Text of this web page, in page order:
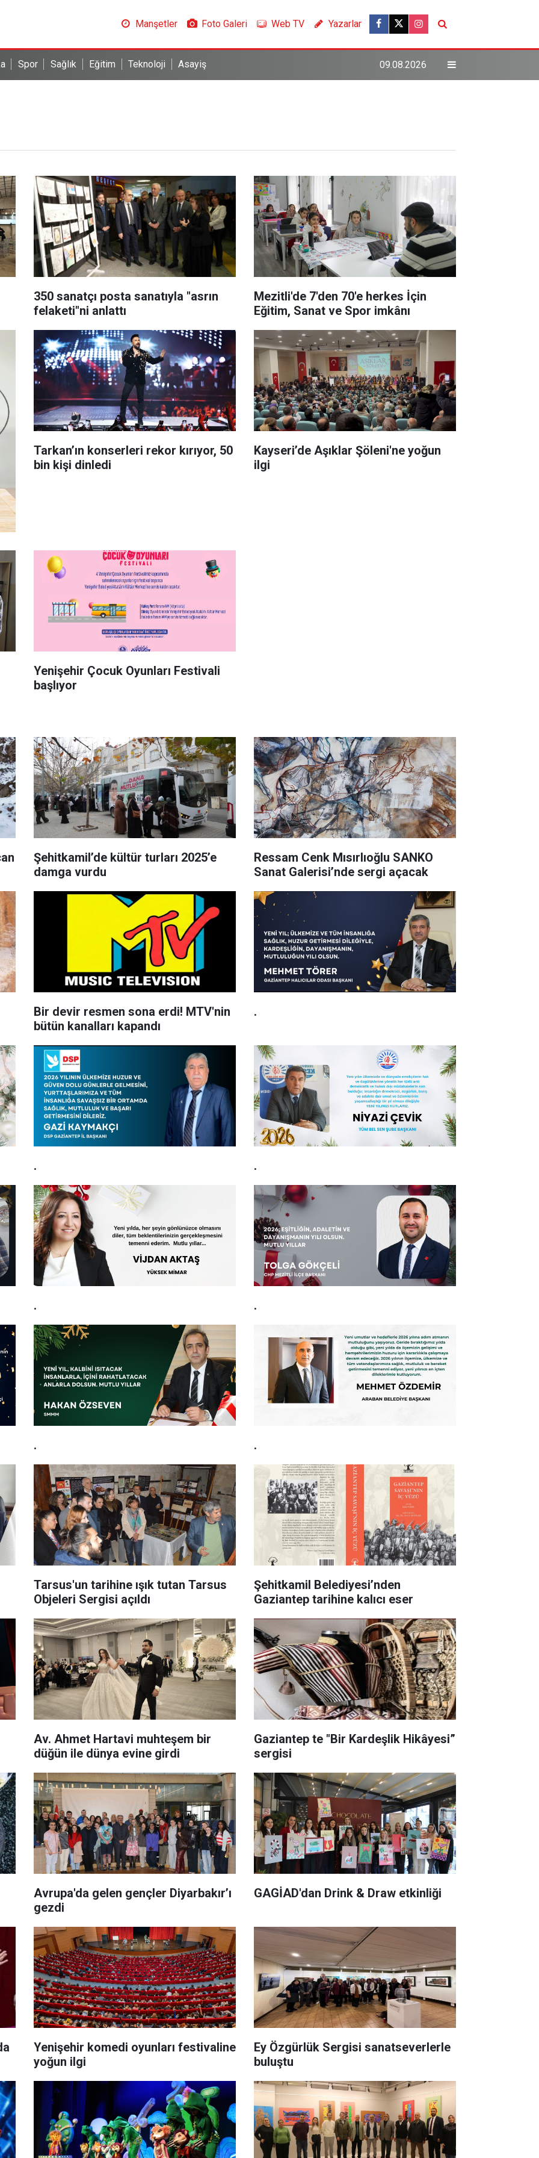
Manşetler Foto Galeri Web TV Yazarlar
Spor Sağlık Eğitim Teknoloji Asayiş 09.08.2026
350 sanatçı posta sanatıyla "asrın
felaketi"ni anlattı
Mezitli'de 7'den 70'e herkes İçin
Eğitim, Sanat ve Spor imkânı
Tarkan’ın konserleri rekor kırıyor, 50
bin kişi dinledi
Kayseri’de Aşıklar Şöleni'ne yoğun
ilgi
Yenişehir Çocuk Oyunları Festivali
başlıyor
Şehitkamil’de kültür turları 2025’e
damga vurdu
Ressam Cenk Mısırlıoğlu SANKO
Sanat Galerisi’nde sergi açacak
Bir devir resmen sona erdi! MTV'nin
bütün kanalları kapandı
.
. .
. .
. .
Tarsus'un tarihine ışık tutan Tarsus
Objeleri Sergisi açıldı
Şehitkamil Belediyesi’nden
Gaziantep tarihine kalıcı eser
Av. Ahmet Hartavi muhteşem bir
düğün ile dünya evine girdi
Gaziantep te "Bir Kardeşlik Hikâyesi”
sergisi
Avrupa'da gelen gençler Diyarbakır’ı
gezdi
GAGİAD'dan Drink & Draw etkinliği
Yenişehir komedi oyunları festivaline
yoğun ilgi
Ey Özgürlük Sergisi sanatseverlerle
buluştu